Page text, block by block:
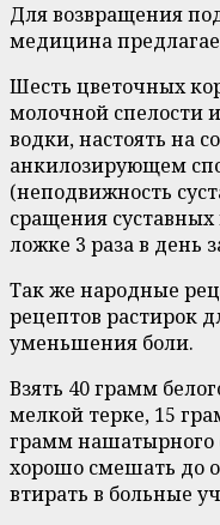
Для возвращения
медицина
Шесть цветочных
молочной спелости
водки, настоять на
анкилозирующем
(неподвижность
сращения суставных
ложке 3 раза в день
Так же народные
рецептов растирок
уменьшения боли.
Взять 40 грамм
мелкой терке, 15
грамм нашатырного
хорошо смешать до
втирать в больные